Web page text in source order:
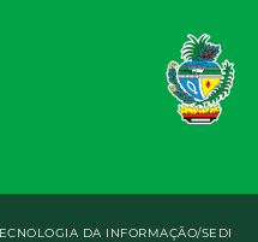
DA INFORMAÇÃO/SEDI